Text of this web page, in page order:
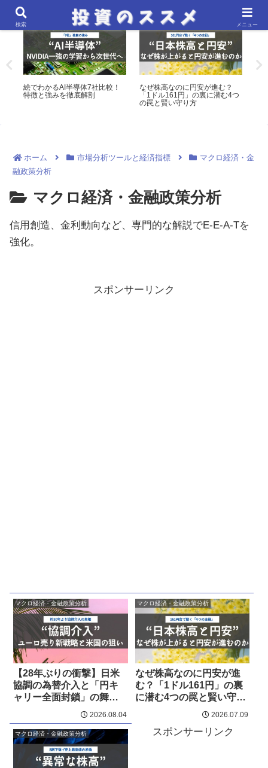
米国株・ETF分析
絵でわかるAI半導体7社比較！
特徴と強みを徹底解剖
なぜ株高なのに円安が進む？
「1ドル161円」の裏に潜む4つ
の罠と賢い守り方
ホーム 市場分析ツールと経済指標
マクロ経済・金
融政策分析
マクロ経済・金融政策分析
信用創造、金利動向など、専門的な解説でE-E-A-Tを
強化。
スポンサーリンク
マクロ経済・金融政策分析
【28年ぶりの衝撃】日米
協調の為替介入と「円キ
ャリー全面封鎖」の舞台
2026.08.04
マクロ経済・金融政策分析
なぜ株高なのに円安が進
む？「1ドル161円」の裏
に潜む4つの罠と賢い守り
2026.07.09
マクロ経済・金融政策分析 スポンサーリンク
検索 メニュー